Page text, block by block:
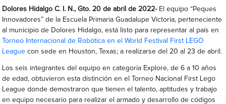
Dolores Hidalgo C. I. N., Gto. 20 de abril de 2022-El equipo “Peques
Innovadores” de la Escuela Primaria Guadalupe Victoria, perteneciente
al municipio de Dolores Hidalgo, está listo para representar al país en
Torneo Internacional de Robótica enel World Festival First LEGO
League con sede en Houston, Texas; a realizarse del 20 al 23 de abril.
Los seis integrantes del equipo en categoría Explore, de 6 a 10 años
de edad, obtuvieron esta distinción en el Torneo Nacional First Lego
League donde demostraron que tienen el talento, aptitudes y trabajo
en equipo necesario para realizar el armado y desarrollo de códigos